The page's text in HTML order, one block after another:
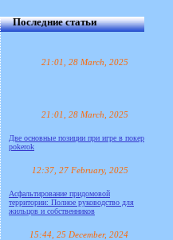
Последние статьи
21:01, 28 March, 2025
21:01, 28 March, 2025
Две основные позиции при игре в покер
pokerok
12:37, 27 February, 2025
Асфальтирование придомовой
территории: Полное руководство для
жильцов и собственников
15:44, 25 December, 2024